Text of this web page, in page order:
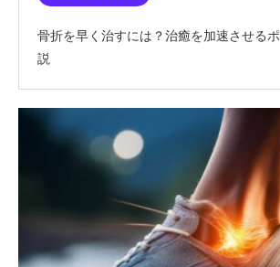
骨折を早く治すには？治癒を加速させる
説